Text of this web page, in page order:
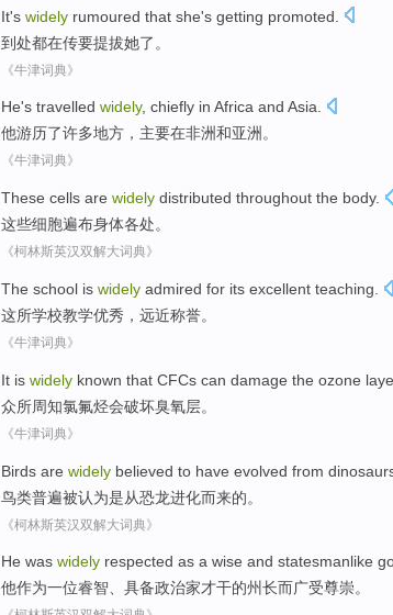
It's widely rumoured that she's getting promoted.
到处都在传要提拔她了。
《牛津词典》
He's travelled widely, chiefly in Africa and Asia.
他游历了许多地方， 主要在非洲和亚洲。
《牛津词典》
These cells are widely distributed throughout the body.
这些细胞遍布身体各处。
《柯林斯英汉双解大词典》
The school is widely admired for its excellent teaching
这所学校教学优秀 ，远近称誉。
《牛津词典》
It is widely known that CFCs can damage the ozone
众所周知氯氟烃会破坏臭氧层。
《牛津词典》
Birds are widely believed to have evolved from
鸟类普遍被认为是从恐龙进化而来的。
《柯林斯英汉双解大词典》
He was widely respected as a wise and statesmanlike
他作为一位睿智、具备政治家才干的州长而广受尊崇。